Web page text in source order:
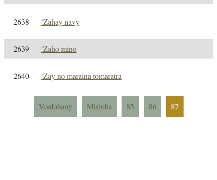
2638 ‘Zahay navy
2639 ‘Zaho mino
2640 ‘Zay no maraina tomaratra
Voalohany Mialoha 85 86 87